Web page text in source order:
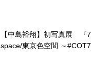
【中島裕翔】初写真展 『
space/東京色空間 ～